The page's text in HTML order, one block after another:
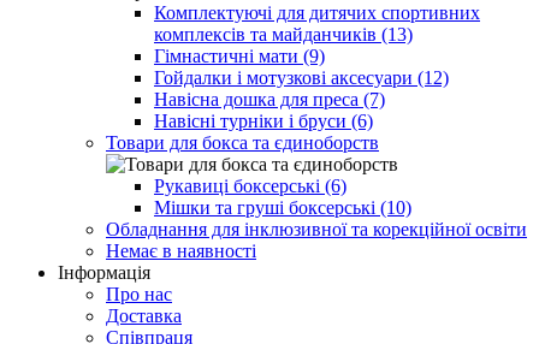
Комплектуючі для дитячих спортивних
комплексів та майданчиків (13)
Гімнастичні мати (9)
Гойдалки і мотузкові аксесуари (12)
Навісна дошка для преса (7)
Навісні турніки і бруси (6)
Товари для бокса та єдиноборств
Рукавиці боксерські (6)
Мішки та груші боксерські (10)
Обладнання для інклюзивної та корекційної освіти
Немає в наявності
Інформація
Про нас
Доставка
Співпраця